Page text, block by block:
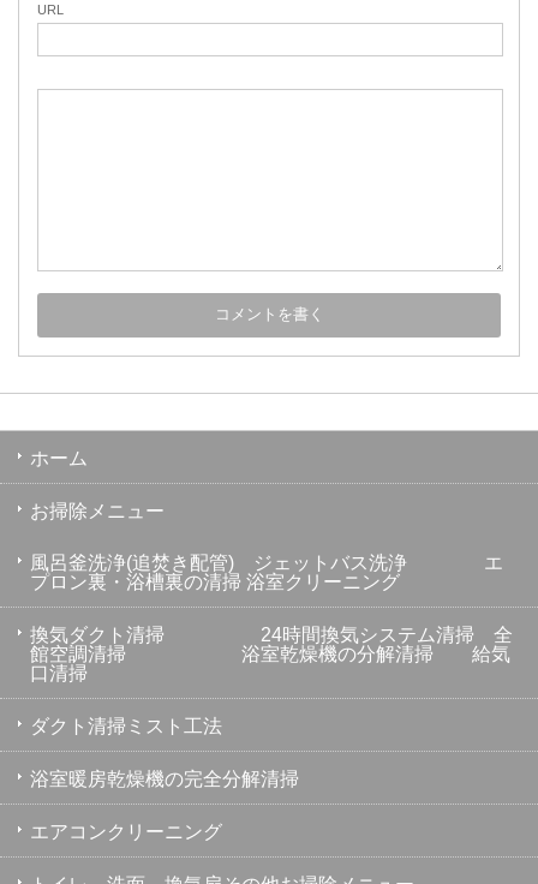
URL
ホーム
お掃除メニュー
風呂釜洗浄(追焚き配管) ジェットバス洗浄 エ
プロン裏・浴槽裏の清掃 浴室クリーニング
換気ダクト清掃 24時間換気システム清掃 全
館空調清掃 浴室乾燥機の分解清掃 給気
口清掃
ダクト清掃ミスト工法
浴室暖房乾燥機の完全分解清掃
エアコンクリーニング